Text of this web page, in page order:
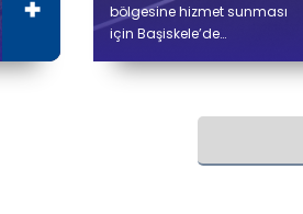
bölgesine hizmet sunması
için Başiskele’de
Afet Mutfağı'nda (Gıda
çalışmalar tamamlandı. 5
alana sahip tesiste kuru ve